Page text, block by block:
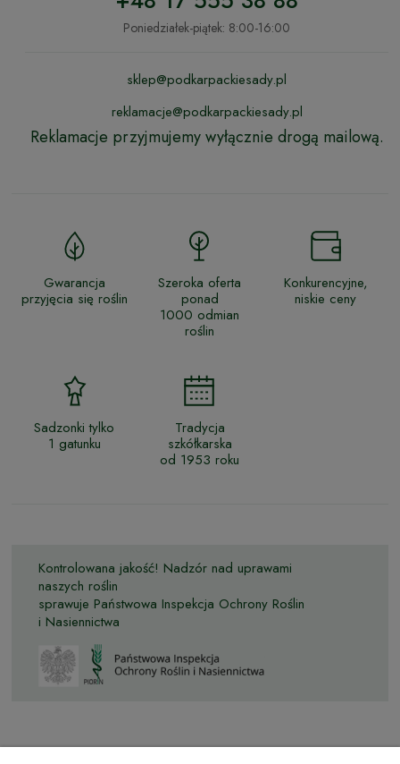
Poniedziałek-piątek: 8:00-16:00
sklep@podkarpackiesady.pl
reklamacje@podkarpackiesady.pl
Reklamacje przyjmujemy wyłącznie drogą mailową.
Gwarancja
przyjęcia się roślin
Szeroka oferta
ponad
1000 odmian
roślin
Konkurencyjne,
niskie ceny
Sadzonki tylko
1 gatunku
Tradycja
szkółkarska
od 1953 roku
Kontrolowana jakość! Nadzór nad uprawami
naszych roślin
sprawuje Państwowa Inspekcja Ochrony Roślin
i Nasiennictwa